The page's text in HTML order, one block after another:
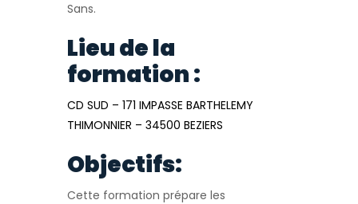
Sans.
Lieu de la
formation :
CD SUD – 171 IMPASSE BARTHELEMY
THIMONNIER – 34500 BEZIERS
Objectifs:
Cette formation prépare les